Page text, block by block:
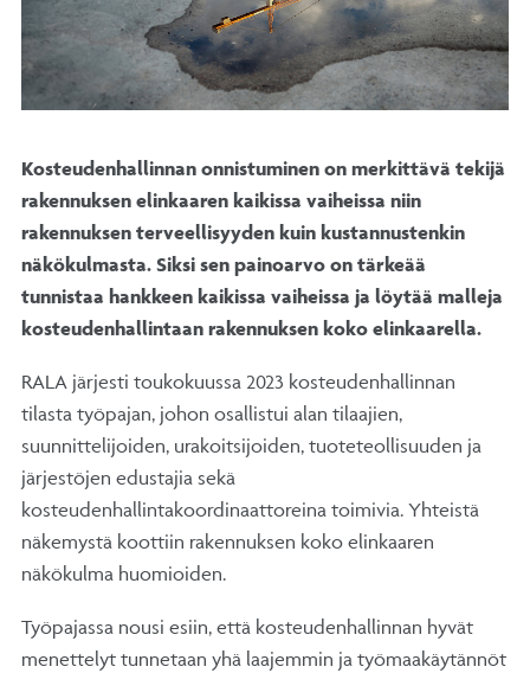
Kosteudenhallinnan onnistuminen on merkittävä tekijä
rakennuksen elinkaaren kaikissa vaiheissa niin
rakennuksen terveellisyyden kuin kustannustenkin
näkökulmasta. Siksi sen painoarvo on tärkeää
tunnistaa hankkeen kaikissa vaiheissa ja löytää malleja
kosteudenhallintaan rakennuksen koko elinkaarella.
RALA järjesti toukokuussa 2023 kosteudenhallinnan
tilasta työpajan, johon osallistui alan tilaajien,
suunnittelijoiden, urakoitsijoiden, tuoteteollisuuden ja
järjestöjen edustajia sekä
kosteudenhallintakoordinaattoreina toimivia. Yhteistä
näkemystä koottiin rakennuksen koko elinkaaren
näkökulma huomioiden.
Työpajassa nousi esiin, että kosteudenhallinnan hyvät
menettelyt tunnetaan yhä laajemmin ja työmaakäytännöt